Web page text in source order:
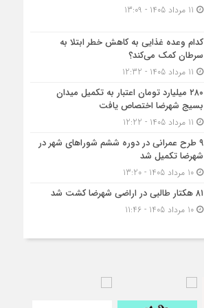
کدام وعده غذایی به کاهش خطر ابتلا به
سرطان کمک می‌کند؟
۲۸۰ میلیارد تومان اعتبار به تکمیل میدان
بسیج شهرضا اختصاص یافت
۹ طرح عمرانی در دوره ششم شوراهای شهر در
شهرضا تکمیل شد
10 مرداد 1405 - 13:20
۸۱ هکتار طالبی در اراضی شهرضا کشت شد
10 مرداد 1405 - 11:46